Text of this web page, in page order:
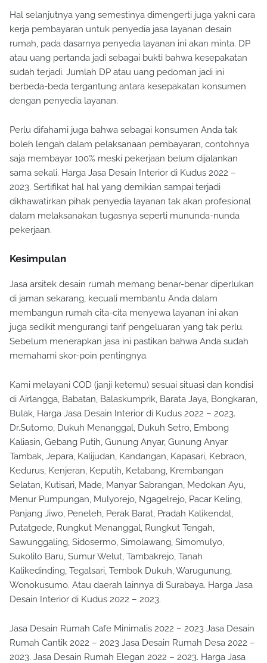
Hal selanjutnya yang semestinya dimengerti juga yakni cara
kerja pembayaran untuk penyedia jasa layanan desain
rumah, pada dasarnya penyedia layanan ini akan minta. DP
atau uang pertanda jadi sebagai bukti bahwa kesepakatan
sudah terjadi. Jumlah DP atau uang pedoman jadi ini
berbeda-beda tergantung antara kesepakatan konsumen
dengan penyedia layanan.
Perlu difahami juga bahwa sebagai konsumen Anda tak
boleh lengah dalam pelaksanaan pembayaran, contohnya
saja membayar 100% meski pekerjaan belum dijalankan
sama sekali. Harga Jasa Desain Interior di Kudus 2022 –
2023. Sertifikat hal hal yang demikian sampai terjadi
dikhawatirkan pihak penyedia layanan tak akan profesional
dalam melaksanakan tugasnya seperti mununda-nunda
pekerjaan.
Kesimpulan
Jasa arsitek desain rumah memang benar-benar diperlukan
di jaman sekarang, kecuali membantu Anda dalam
membangun rumah cita-cita menyewa layanan ini akan
juga sedikit mengurangi tarif pengeluaran yang tak perlu.
Sebelum menerapkan jasa ini pastikan bahwa Anda sudah
memahami skor-poin pentingnya.
Kami melayani COD (janji ketemu) sesuai situasi dan kondisi
di Airlangga, Babatan, Balaskumprik, Barata Jaya, Bongkaran,
Bulak, Harga Jasa Desain Interior di Kudus 2022 – 2023.
Dr.Sutomo, Dukuh Menanggal, Dukuh Setro, Embong
Kaliasin, Gebang Putih, Gunung Anyar, Gunung Anyar
Tambak, Jepara, Kalijudan, Kandangan, Kapasari, Kebraon,
Kedurus, Kenjeran, Keputih, Ketabang, Krembangan
Selatan, Kutisari, Made, Manyar Sabrangan, Medokan Ayu,
Menur Pumpungan, Mulyorejo, Ngagelrejo, Pacar Keling,
Panjang Jiwo, Peneleh, Perak Barat, Pradah Kalikendal,
Putatgede, Rungkut Menanggal, Rungkut Tengah,
Sawunggaling, Sidosermo, Simolawang, Simomulyo,
Sukolilo Baru, Sumur Welut, Tambakrejo, Tanah
Kalikedinding, Tegalsari, Tembok Dukuh, Warugunung,
Wonokusumo. Atau daerah lainnya di Surabaya. Harga Jasa
Desain Interior di Kudus 2022 – 2023.
Jasa Desain Rumah Cafe Minimalis 2022 – 2023 Jasa Desain
Rumah Cantik 2022 – 2023 Jasa Desain Rumah Desa 2022 –
2023. Jasa Desain Rumah Elegan 2022 – 2023. Harga Jasa